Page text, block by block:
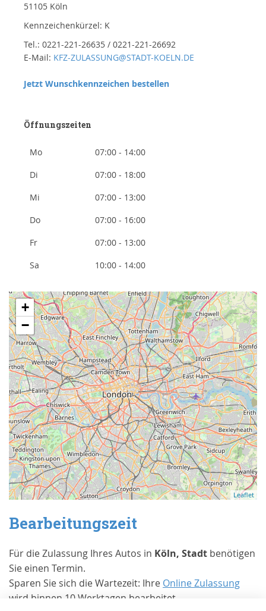
51105 Köln
Kennzeichenkürzel: K
Tel.: 0221-221-26635 / 0221-221-26692
E-Mail: KFZ-ZULASSUNG@STADT-KOELN.DE
Jetzt Wunschkennzeichen bestellen
Öffnungszeiten
Mo
07:00 - 14:00
Di
07:00 - 18:00
Mi
07:00 - 13:00
Do
07:00 - 16:00
Fr
07:00 - 13:00
Sa
10:00 - 14:00
+
−
Leaflet
Bearbeitungszeit
Für die Zulassung Ihres Autos in Köln, Stadt benötigen
Sie einen Termin.
Sparen Sie sich die Wartezeit: Ihre Online Zulassung
wird binnen 10 Werktagen bearbeitet.